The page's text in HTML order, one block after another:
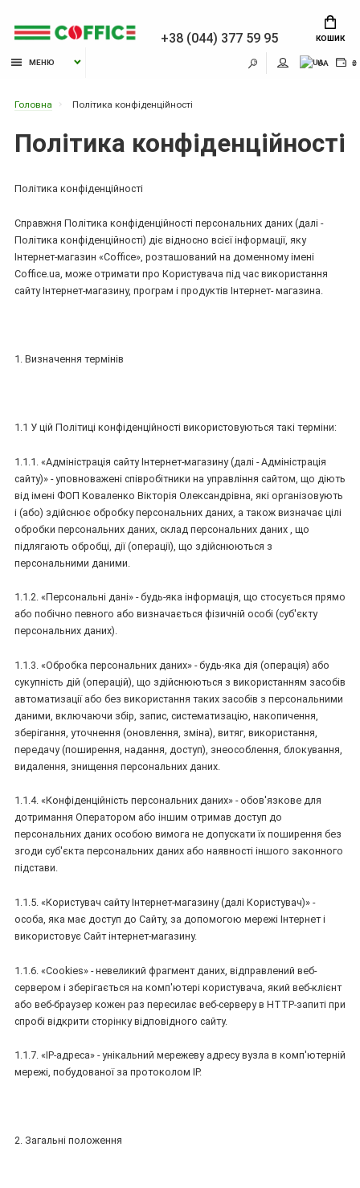
+38 (044) 377 59 95 КОШИК
МЕНЮ UA ₴
Головна Політика конфіденційності
Політика конфіденційності
Політика конфіденційності
Справжня Політика конфіденційності персональних даних (далі -
Політика конфіденційності) діє відносно всієї інформації, яку
Інтернет-магазин «Coffice», розташований на доменному імені
Coffice.ua, може отримати про Користувача під час використання
сайту Інтернет-магазину, програм і продуктів Інтернет- магазина.
1. Визначення термінів
1.1 У цій Політиці конфіденційності використовуються такі терміни:
1.1.1. «Адміністрація сайту Інтернет-магазину (далі - Адміністрація
сайту)» - уповноважені співробітники на управління сайтом, що діють
від імені ФОП Коваленко Вікторія Олександрівна, які організовують
і (або) здійснює обробку персональних даних, а також визначає цілі
обробки персональних даних, склад персональних даних , що
підлягають обробці, дії (операції), що здійснюються з
персональними даними.
1.1.2. «Персональні дані» - будь-яка інформація, що стосується прямо
або побічно певного або визначається фізичній особі (суб'єкту
персональних даних).
1.1.3. «Обробка персональних даних» - будь-яка дія (операція) або
сукупність дій (операцій), що здійснюються з використанням засобів
автоматизації або без використання таких засобів з персональними
даними, включаючи збір, запис, систематизацію, накопичення,
зберігання, уточнення (оновлення, зміна), витяг, використання,
передачу (поширення, надання, доступ), знеособлення, блокування,
видалення, знищення персональних даних.
1.1.4. «Конфіденційність персональних даних» - обов'язкове для
дотримання Оператором або іншим отримав доступ до
персональних даних особою вимога не допускати їх поширення без
згоди суб'єкта персональних даних або наявності іншого законного
підстави.
1.1.5. «Користувач сайту Інтернет-магазину (далі Користувач)» -
особа, яка має доступ до Сайту, за допомогою мережі Інтернет і
використовує Сайт інтернет-магазину.
1.1.6. «Cookies» - невеликий фрагмент даних, відправлений веб-
сервером і зберігається на комп'ютері користувача, який веб-клієнт
або веб-браузер кожен раз пересилає веб-серверу в HTTP-запиті при
спробі відкрити сторінку відповідного сайту.
1.1.7. «IP-адреса» - унікальний мережеву адресу вузла в комп'ютерній
мережі, побудованої за протоколом IP.
2. Загальні положення